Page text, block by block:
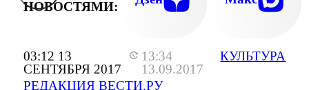
03:12 13
СЕНТЯБРЯ 2017
13:34
13.09.2017
РЕДАКЦИЯ ВЕСТИ.РУ
КУЛЬТУРА
НОВОСТЯМИ: